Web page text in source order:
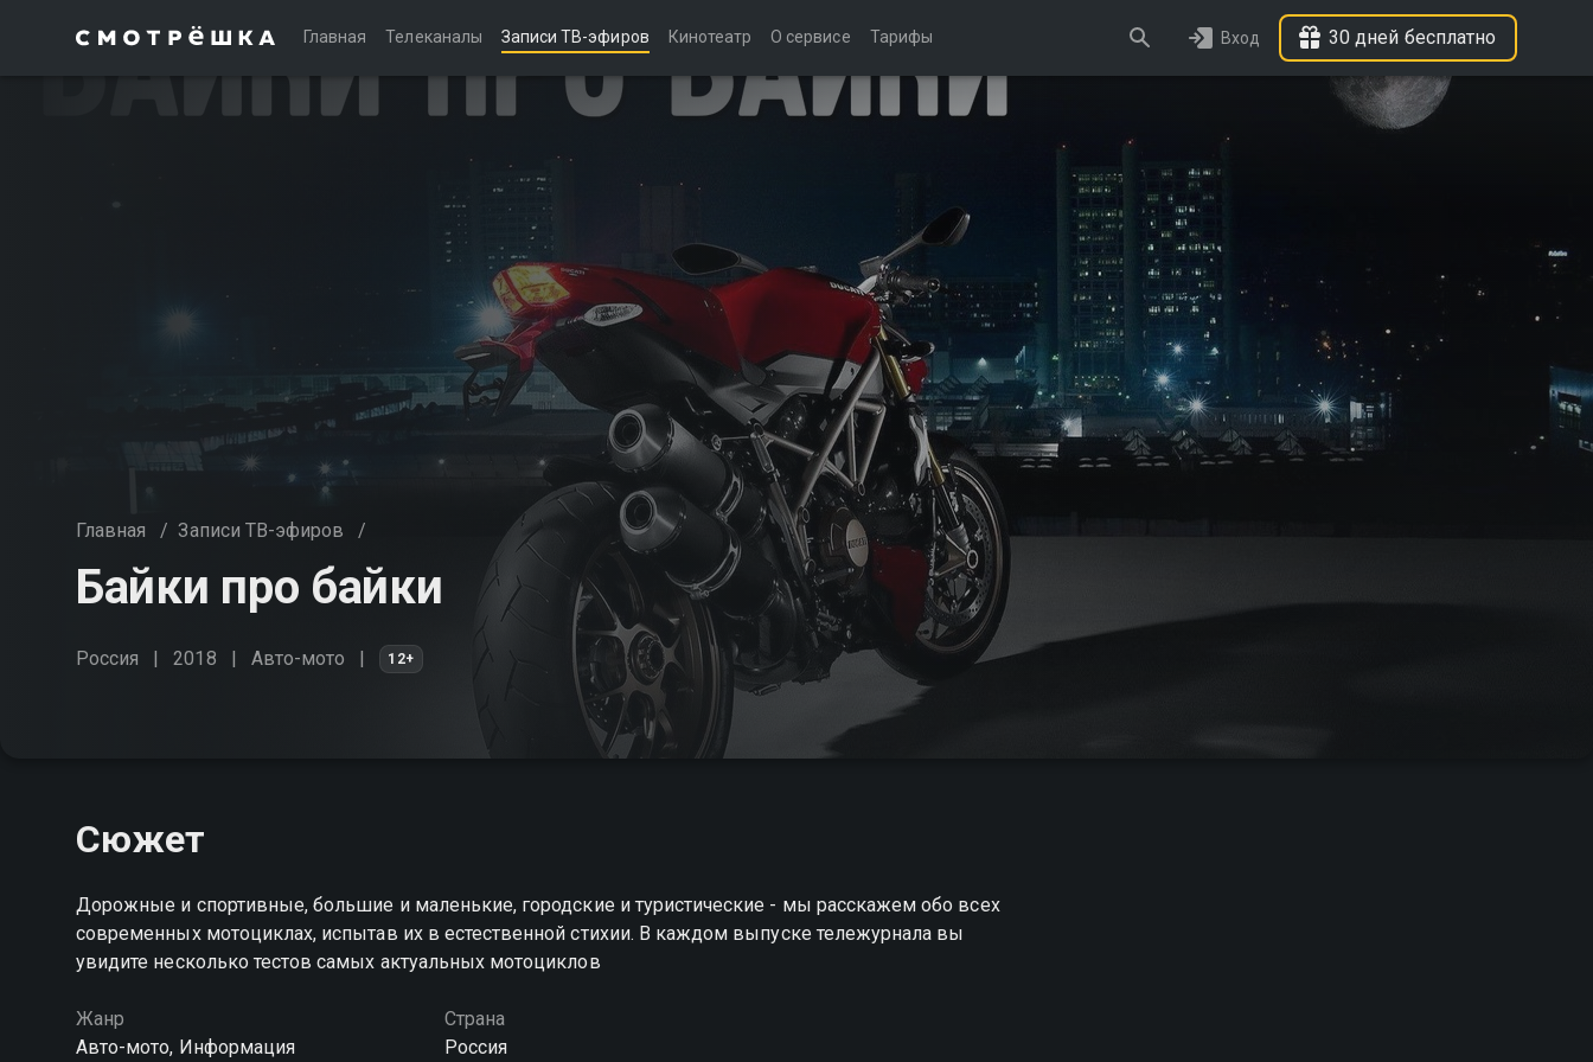
Главная Телеканалы Записи ТВ-эфиров Кинотеатр О сервисе Тарифы Вход 30 дней бесплатно
Главная / Записи ТВ-эфиров /
Байки про байки
Россия 2018 Авто-мото 12+
Сюжет
Дорожные и спортивные, большие и маленькие, городские и туристические - мы расскажем обо всех
современных мотоциклах, испытав их в естественной стихии. В каждом выпуске тележурнала вы
увидите несколько тестов самых актуальных мотоциклов
Жанр
Авто-мото, Информация
Страна
Россия